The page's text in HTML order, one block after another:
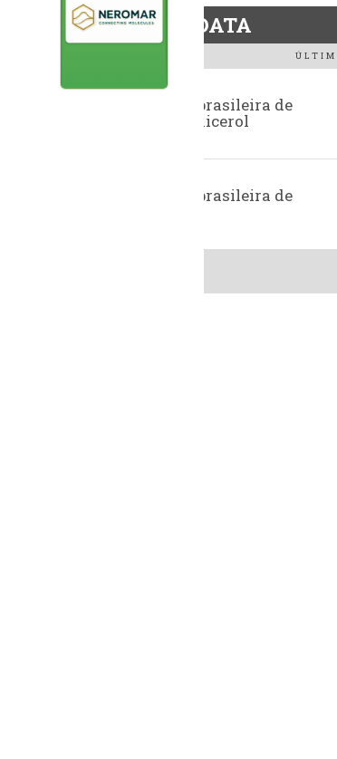
BiodieselDATA
Exportação brasileira de
glicerina e glicerol
Exportação brasileira de